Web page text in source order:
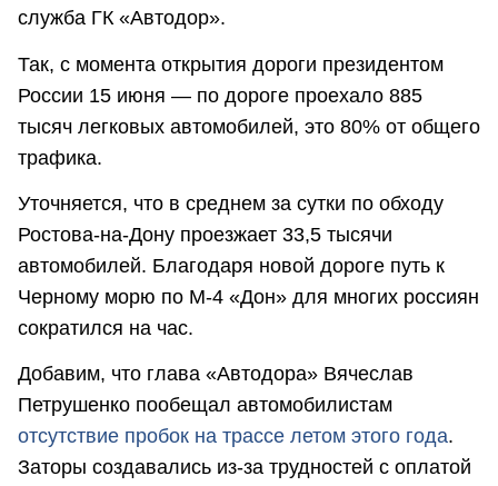
служба ГК «Автодор».
Так, с момента открытия дороги президентом
России 15 июня — по дороге проехало 885
тысяч легковых автомобилей, это 80% от общего
трафика.
Уточняется, что в среднем за сутки по обходу
Ростова-на-Дону проезжает 33,5 тысячи
автомобилей. Благодаря новой дороге путь к
Черному морю по М-4 «Дон» для многих россиян
сократился на час.
Добавим, что глава «Автодора» Вячеслав
Петрушенко пообещал автомобилистам
отсутствие пробок на трассе летом этого года.
Заторы создавались из-за трудностей с оплатой